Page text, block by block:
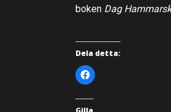
boken Dag
Dela detta:
K
l
k
a